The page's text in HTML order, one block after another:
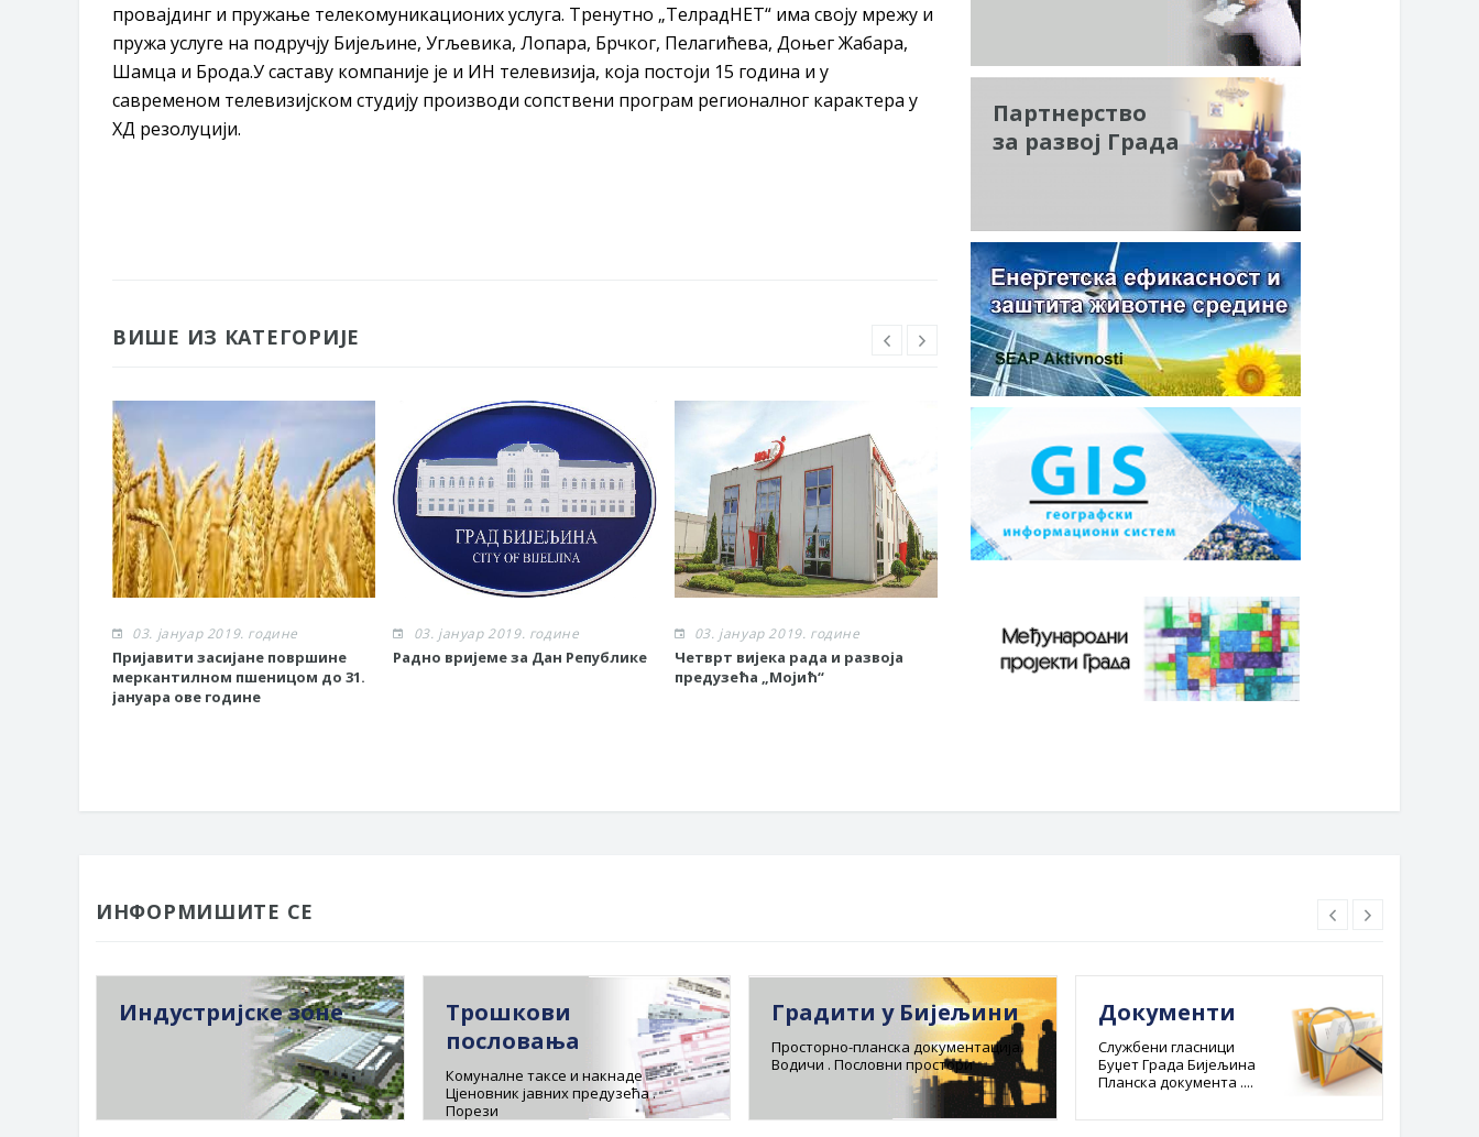
провајдинг и пружање телекомуникационих услуга. Тренутно „ТелрадНЕТ“ има своју мрежу и
пружа услуге на подручју Бијељине, Угљевика, Лопара, Брчког, Пелагићева, Доњег Жабара,
Шамца и Брода.У саставу компаније је и ИН телевизија, која постоји 15 година и у
савременом телевизијском студију производи сопствени програм регионалног карактера у
ХД резолуцији.
ВИШЕ ИЗ КАТЕГОРИЈЕ
03. јануар 2019. године
Пријавити засијане површине
меркантилном пшеницом до 31.
јануара ове године
03. јануар 2019. године
Радно вријеме за Дан Републике
03. јануар 2019. године
Четврт вијека рада и развоја
предузећа „Мојић“
03. јануар 2019. године
Врхунска медицинска услуга у
здравственом центру „Гала
03. јануар 2019. године
Одлука о радном времену за
период од 27. децембра 2018.
године до 15. јануара 2019.
Партнерство
за развој Града
ИНФОРМИШИТЕ СЕ
Индустријске зоне
Трошкови
пословања
Комуналне таксе и накнаде
Цјеновник јавних предузећа .
Порези
Градити у Бијељини
Просторно-планска документација.
Водичи . Пословни простори
Документи
Службени гласници
Буџет Града Бијељина
Планска документа ....